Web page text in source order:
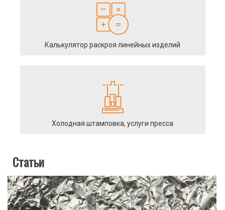
Калькулятор раскроя линейных изделий
Холодная штамповка, услуги пресса
Статьи